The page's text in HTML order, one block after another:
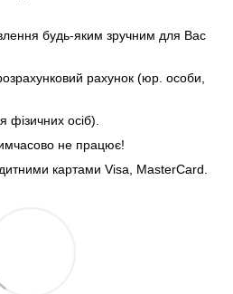
будь-яким зручним для Вас
рахунок (юр. особи,
фізичних осіб).
не працює!
картами Visa, MasterCard.